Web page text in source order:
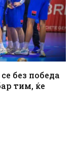
без победа
тим, ќе